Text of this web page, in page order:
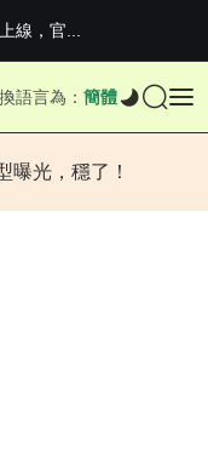
線，官...
太離譜
上全滿亞，德約...
語言為： 簡體
曝光，穩了！